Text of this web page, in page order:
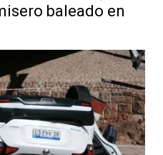
baleado en